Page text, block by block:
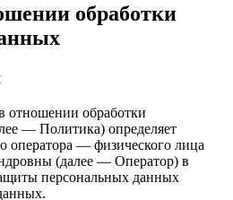
обработки
отношении обработки
— Политика) определяет
оператора — физического лица
(далее — Оператор) в
персональных данных